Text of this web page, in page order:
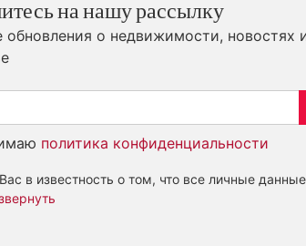
на нашу рассылку
обновления о недвижимости, новостях
политика конфиденциальности
в известность о том, что все личные